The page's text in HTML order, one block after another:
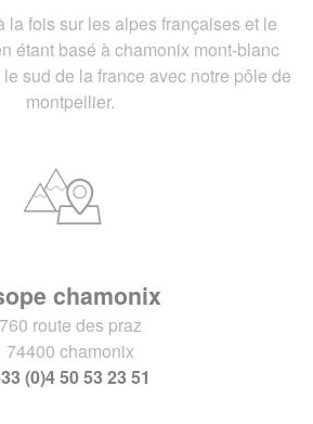
la fois sur les alpes françaises et le
étant basé à chamonix mont-blanc
sud de la france avec notre pôle de
montpellier.
chamonix
760 route des praz
74400 chamonix
(0)4 50 53 23 51